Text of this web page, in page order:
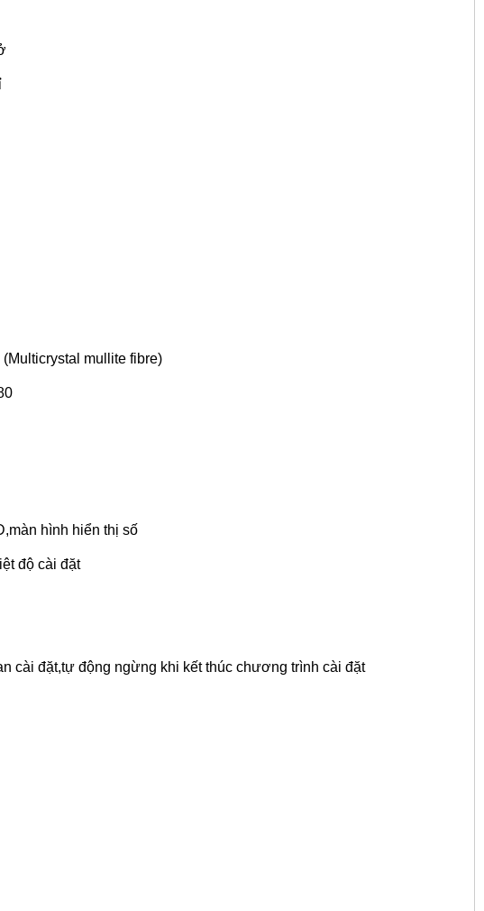
mullite fibre)
hình hiển thị số
độ cài đặt
cài đặt,tự động ngừng khi kết thúc chương trình cài đặt